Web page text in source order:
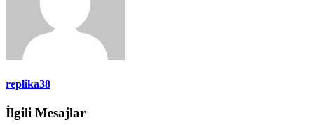
replika38
İlgili Mesajlar